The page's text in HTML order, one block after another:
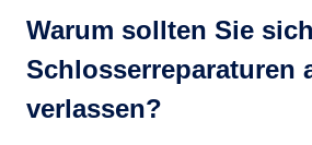
Warum sollten Sie
Schlosserreparaturen
verlassen?